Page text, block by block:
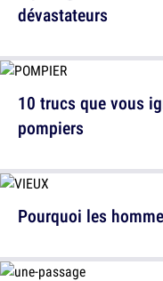
10 trucs que vous
pompiers
dévastateurs
Pourquoi les